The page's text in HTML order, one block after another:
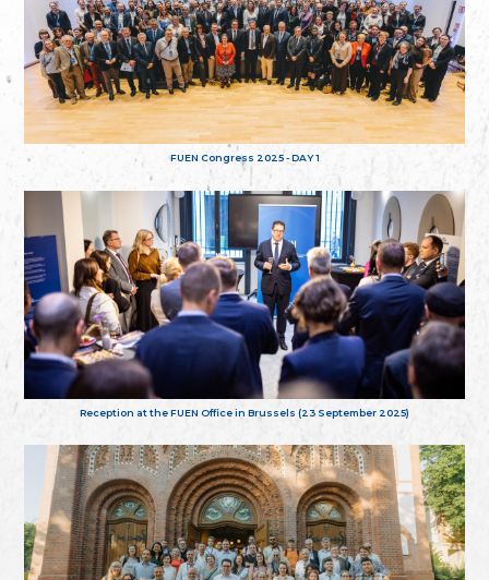
FUEN Congress 2025 - DAY 1
Reception at the FUEN Office in Brussels (23 September 2025)